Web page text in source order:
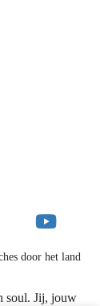
door het land
soul. Jij, jouw